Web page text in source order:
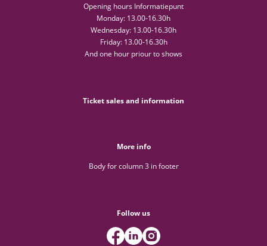
Opening hours Informatiepunt
Monday: 13.00-16.30h
Wednesday: 13.00-16.30h
Friday: 13.00-16.30h
And one hour priour to shows
Ticket sales and information
More info
Body for column 3 in footer
Follow us